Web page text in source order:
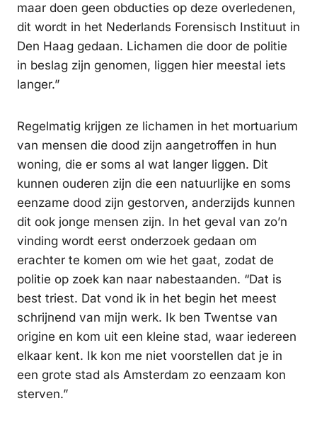
maar doen geen obducties op deze overledenen,
dit wordt in het Nederlands Forensisch Instituut in
Den Haag gedaan. Lichamen die door de politie
in beslag zijn genomen, liggen hier meestal iets
langer.”
Regelmatig krijgen ze lichamen in het mortuarium
van mensen die dood zijn aangetroffen in hun
woning, die er soms al wat langer liggen. Dit
kunnen ouderen zijn die een natuurlijke en soms
eenzame dood zijn gestorven, anderzijds kunnen
dit ook jonge mensen zijn. In het geval van zo’n
vinding wordt eerst onderzoek gedaan om
erachter te komen om wie het gaat, zodat de
politie op zoek kan naar nabestaanden. “Dat is
best triest. Dat vond ik in het begin het meest
schrijnend van mijn werk. Ik ben Twentse van
origine en kom uit een kleine stad, waar iedereen
elkaar kent. Ik kon me niet voorstellen dat je in
een grote stad als Amsterdam zo eenzaam kon
sterven.”